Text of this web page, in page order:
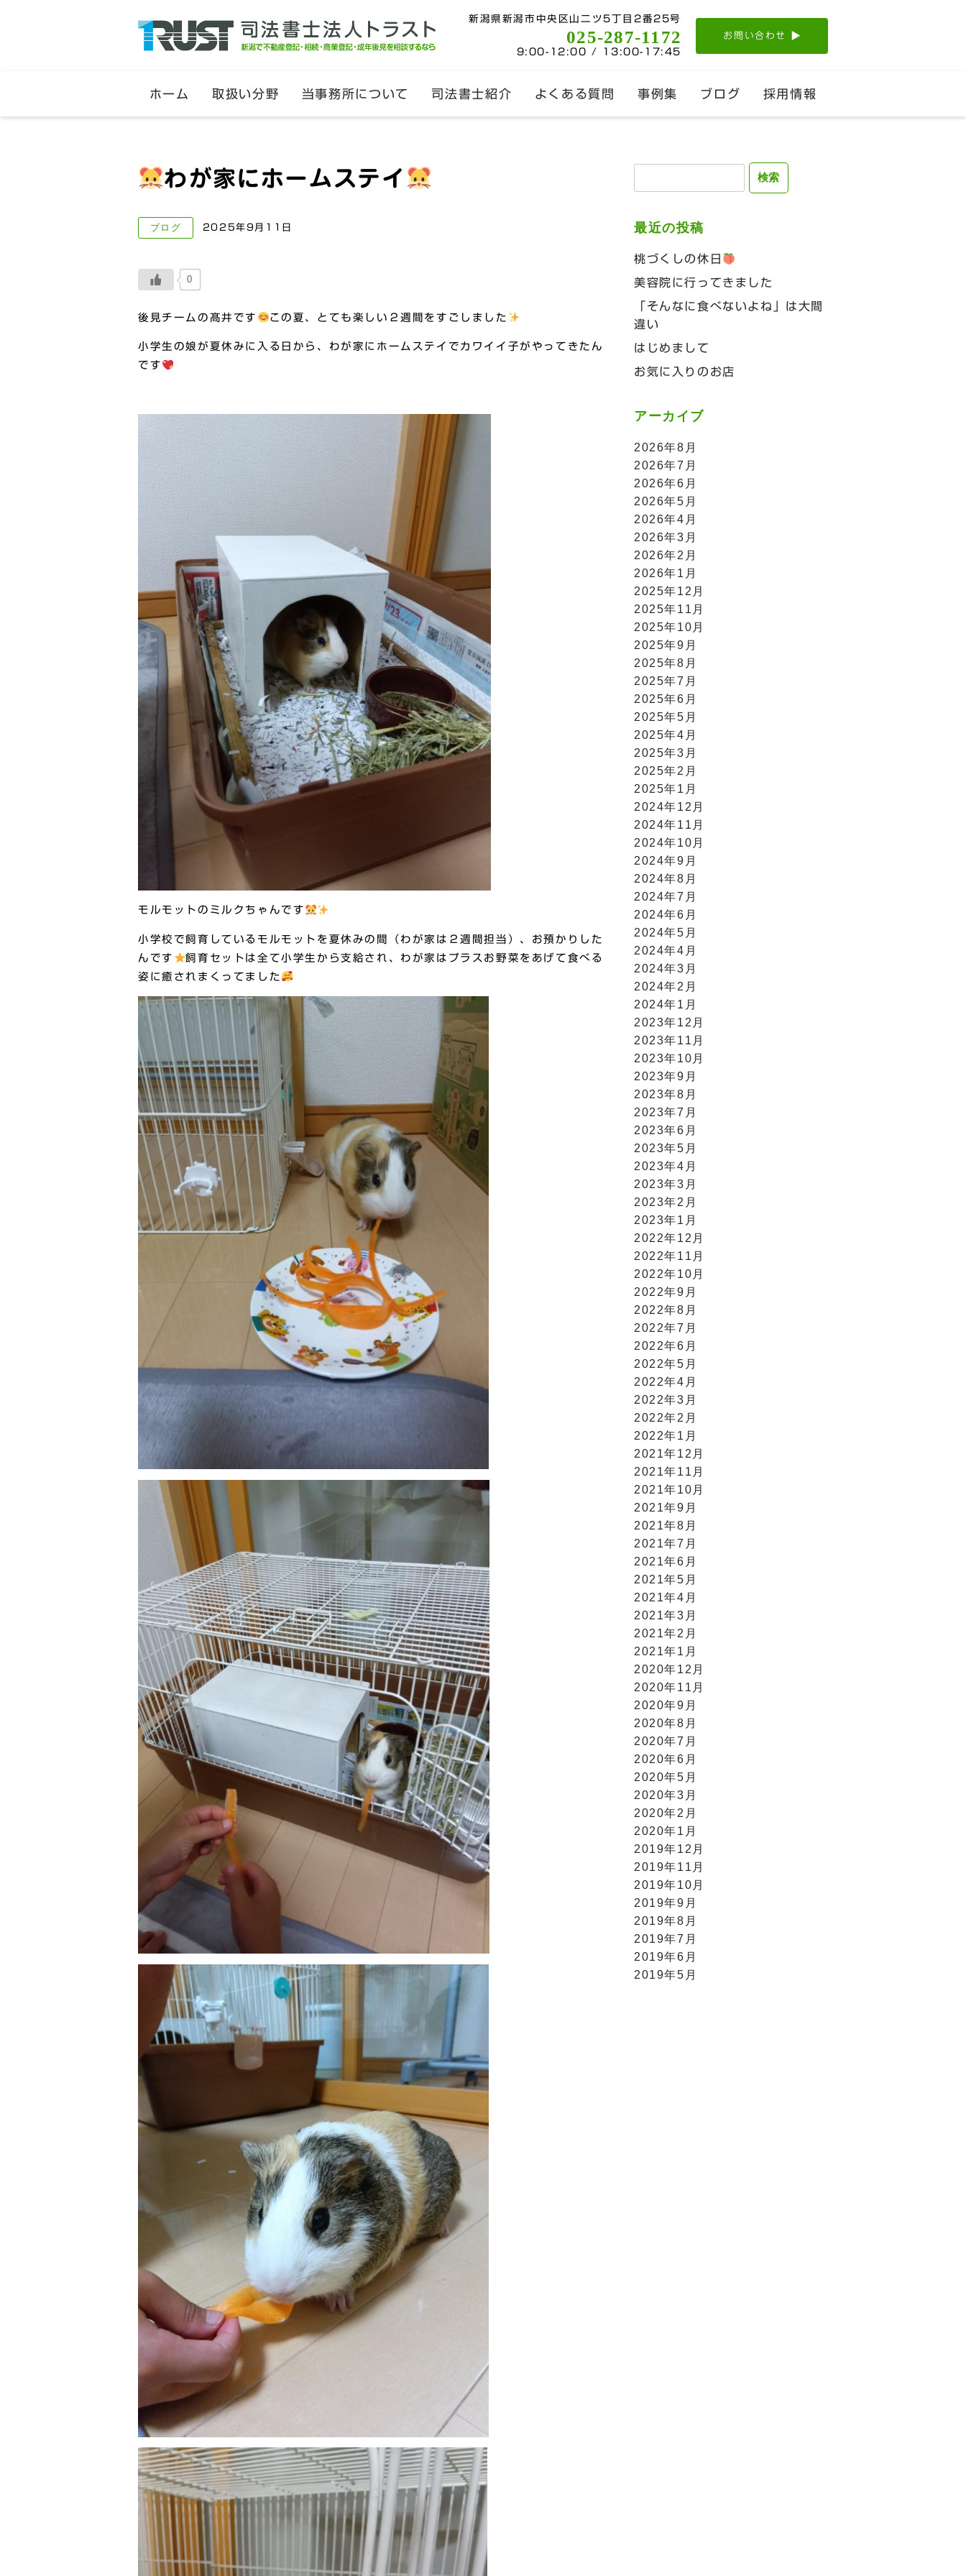
新潟県新潟市中央区山二ツ5丁目2番25号
025-287-1172
9:00-12:00 / 13:00-17:45
お問い合わせ
ホーム 取扱い分野 当事務所について 司法書士紹介 よくある質問 事例集 ブログ 採用情報
わが家にホームステイ
ブログ 2025年9月11日
0
後見チームの髙井です この夏、とても楽しい２週間をすごしました
小学生の娘が夏休みに入る日から、わが家にホームステイでカワイイ子がやってきたん
です
モルモットのミルクちゃんです
小学校で飼育しているモルモットを夏休みの間（わが家は２週間担当）、お預かりした
んです
飼育セットは全て小学生から支給され、わが家はプラスお野菜をあげて食べる
姿に癒されまくってました
検
最近の投稿
桃づくしの休日
美容院に行ってきました
「そんなに食べないよね」は大間
違い
はじめまして
お気に入りのお店
アーカイブ
2026年8月
2026年7月
2026年6月
2026年5月
2026年4月
2026年3月
2026年2月
2026年1月
2025年12月
2025年11月
2025年10月
2025年9月
2025年8月
2025年7月
2025年6月
2025年5月
2025年4月
2025年3月
2025年2月
2025年1月
2024年12月
2024年11月
2024年10月
2024年9月
2024年8月
2024年7月
2024年6月
2024年5月
2024年4月
2024年3月
2024年2月
2024年1月
2023年12月
2023年11月
2023年10月
2023年9月
2023年8月
2023年7月
2023年6月
2023年5月
2023年4月
2023年3月
2023年2月
2023年1月
2022年12月
2022年11月
2022年10月
2022年9月
2022年8月
2022年7月
2022年6月
2022年5月
2022年4月
2022年3月
2022年2月
2022年1月
2021年12月
2021年11月
2021年10月
2021年9月
2021年8月
2021年7月
2021年6月
2021年5月
2021年4月
2021年3月
2021年2月
2021年1月
2020年12月
2020年11月
2020年9月
2020年8月
2020年7月
2020年6月
2020年5月
2020年3月
2020年2月
2020年1月
2019年12月
2019年11月
2019年10月
2019年9月
2019年8月
2019年7月
2019年6月
2019年5月